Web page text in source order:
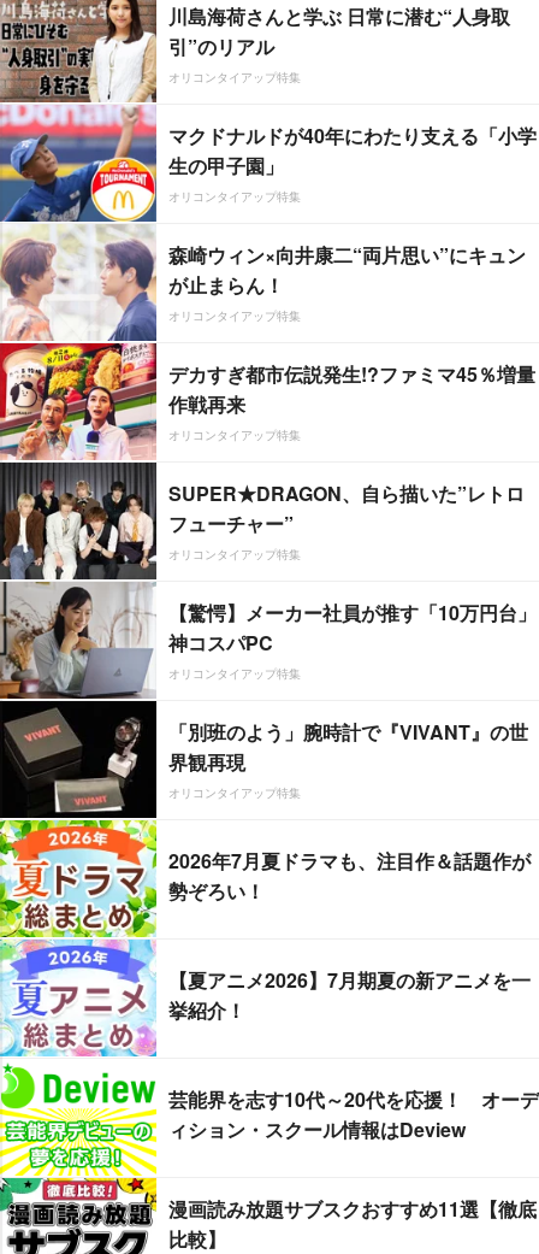
川島海荷さんと学ぶ 日常に潜む“人身取
引”のリアル
オリコンタイアップ特集
マクドナルドが40年にわたり支える「小学
生の甲子園」
オリコンタイアップ特集
森崎ウィン×向井康二“両片思い”にキュン
が止まらん！
オリコンタイアップ特集
デカすぎ都市伝説発生!?ファミマ45％増量
作戦再来
オリコンタイアップ特集
SUPER★DRAGON、自ら描いた”レトロ
フューチャー”
オリコンタイアップ特集
【驚愕】メーカー社員が推す「10万円台」
神コスパPC
オリコンタイアップ特集
「別班のよう」腕時計で『VIVANT』の世
界観再現
オリコンタイアップ特集
2026年7月夏ドラマも、注目作＆話題作が
勢ぞろい！
【夏アニメ2026】7月期夏の新アニメを一
挙紹介！
芸能界を志す10代～20代を応援！ オーデ
ィション・スクール情報はDeview
漫画読み放題サブスクおすすめ11選【徹底
比較】